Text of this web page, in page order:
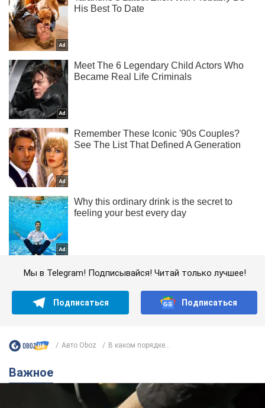
Мы в Telegram! Подписывайся! Читай только лучшее!
Подписаться Подписаться
Авто Oboz В каком порядке...
Важное